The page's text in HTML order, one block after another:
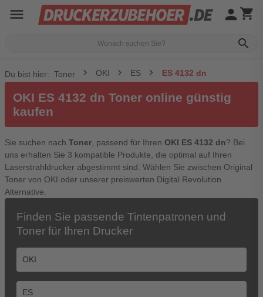
menu
search
person shopping_cart
Du bist hier: Toner OKI ES ES 4132 dn
OKI ES 4132 dn Toner online günstig
kaufen
Sie suchen nach Toner , passend für Ihren OKI ES 4132 dn? Bei
uns erhalten Sie 3 kompatible Produkte, die optimal auf Ihren
Laserstrahldrucker abgestimmt sind. Wählen Sie zwischen Original
Toner von OKI oder unserer preiswerten Digital Revolution
Alternative.
Finden Sie passende Tintenpatronen und
Toner für Ihren Drucker